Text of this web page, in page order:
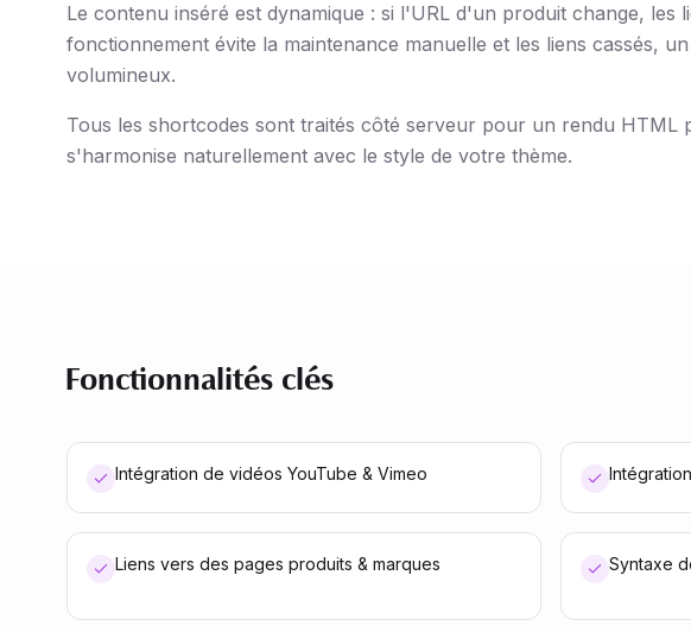
Le contenu inséré est dynamique : si l'URL d'un produit change, les
fonctionnement évite la maintenance manuelle et les liens cassés,
volumineux.
Tous les shortcodes sont traités côté serveur pour un rendu HTML
s'harmonise naturellement avec le style de votre thème.
Fonctionnalités clés
Intégration de vidéos YouTube & Vimeo
Liens vers des pages produits & marques Syntaxe